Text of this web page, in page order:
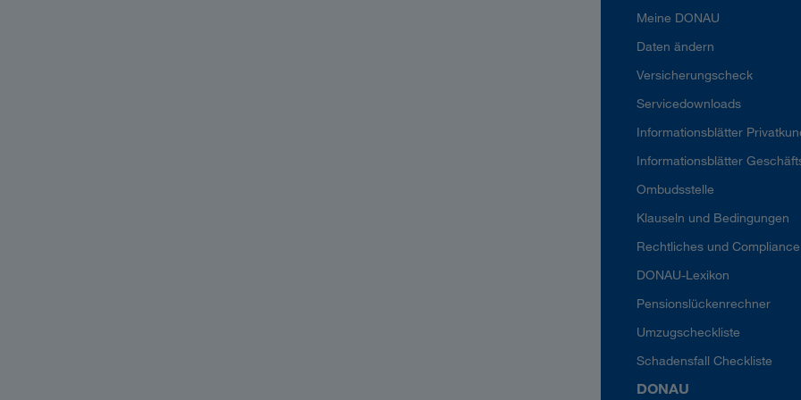
Meine DONAU
Daten ändern
Versicherungscheck
Servicedownloads
Informationsblätter
Informationsblätter
Ombudsstelle
Klauseln und Bedingungen
Rechtliches und Compliance
DONAU-Lexikon
Pensionslückenrechner
Umzugscheckliste
Schadensfall Checkliste
DONAU